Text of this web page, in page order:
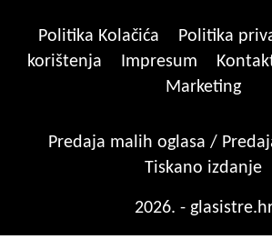
Politika Kolačića Politika
korištenja
Impresum
Marketing
Predaja malih oglasa /
Tiskano izdanje
2026. -